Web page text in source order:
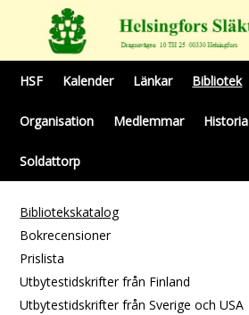
HSF Kalender Länkar Bibliotek
Organisation Medlemmar Historia
Soldattorp
Bibliotekskatalog
Bokrecensioner
Prislista
Utbytestidskrifter från Finland
Utbytestidskrifter från Sverige och USA